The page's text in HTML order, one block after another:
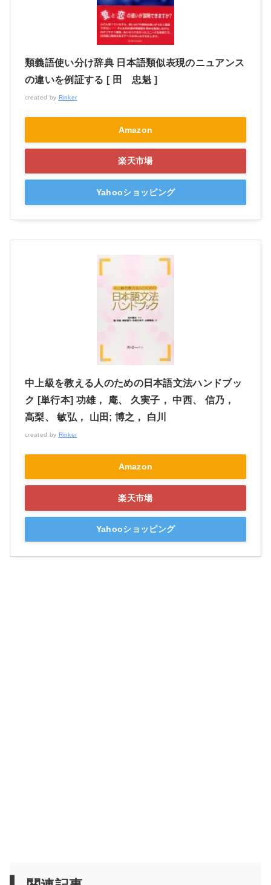
類義語使い分け辞典 日本語類似表現のニュアンス
の違いを例証する [ 田 忠魁 ]
created by Rinker
Amazon
楽天市場
Yahooショッピング
中上級を教える人のための日本語文法ハンドブッ
ク [単行本] 功雄， 庵、 久実子， 中西、 信乃，
高梨、 敏弘， 山田; 博之， 白川
created by Rinker
Amazon
楽天市場
Yahooショッピング